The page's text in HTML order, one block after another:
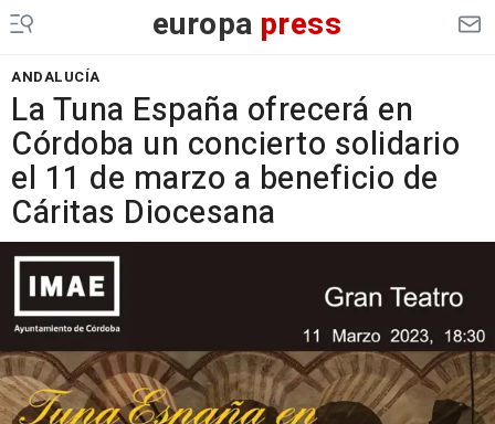
europa press
ANDALUCÍA
La Tuna España ofrecerá en
Córdoba un concierto solidario
el 11 de marzo a beneficio de
Cáritas Diocesana